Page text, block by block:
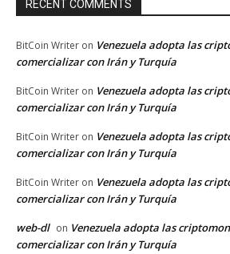
RECENT COMMENTS
BitCoin Writer on Venezuela adopta las
comercializar con Irán y Turquía
BitCoin Writer on Venezuela adopta las
comercializar con Irán y Turquía
BitCoin Writer on Venezuela adopta las
comercializar con Irán y Turquía
BitCoin Writer on Venezuela adopta las
comercializar con Irán y Turquía
web-dl on Venezuela adopta las
comercializar con Irán y Turquía